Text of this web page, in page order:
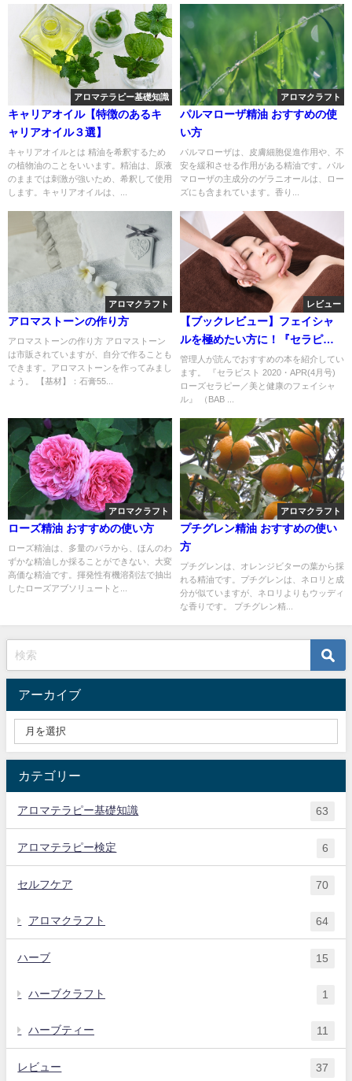
アロマテラピー基礎知識
キャリアオイル【特徴のあるキ
ャリアオイル３選】
キャリアオイルとは 精油を希釈するため
の植物油のことをいいます。精油は、原液
のままでは刺激が強いため、希釈して使用
します。キャリアオイルは、...
アロマクラフト
パルマローザ精油 おすすめの使
い方
パルマローザは、皮膚細胞促進作用や、不
安を緩和させる作用がある精油です。パル
マローザの主成分のゲラニオールは、ロー
ズにも含まれています。香り...
アロマクラフト
アロマストーンの作り方
アロマストーンの作り方 アロマストーン
は市販されていますが、自分で作ることも
できます。アロマストーンを作ってみまし
ょう。 【基材】：石膏55...
レビュー
【ブックレビュー】フェイシャ
ルを極めたい方に！『セラピス
ト 2020・APR(4月号) ローズセ
ラピー／美と健康のフェイシャ
管理人が読んでおすすめの本を紹介してい
ます。 『セラピスト 2020・APR(4月号)
ローズセラピー／美と健康のフェイシャ
ル』 （BAB ...
アロマクラフト
ローズ精油 おすすめの使い方
ローズ精油は、多量のバラから、ほんのわ
ずかな精油しか採ることができない、大変
高価な精油です。揮発性有機溶剤法で抽出
したローズアブソリュートと...
アロマクラフト
プチグレン精油 おすすめの使い
方
プチグレンは、オレンジビターの葉から採
れる精油です。プチグレンは、ネロリと成
分が似ていますが、ネロリよりもウッディ
な香りです。 プチグレン精...
アーカイブ
カテゴリー
アロマテラピー基礎知識 63
アロマテラピー検定 6
セルフケア 70
アロマクラフト 64
ハーブ 15
ハーブクラフト 1
ハーブティー 11
レビュー 37